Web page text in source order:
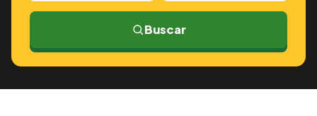
Buscar